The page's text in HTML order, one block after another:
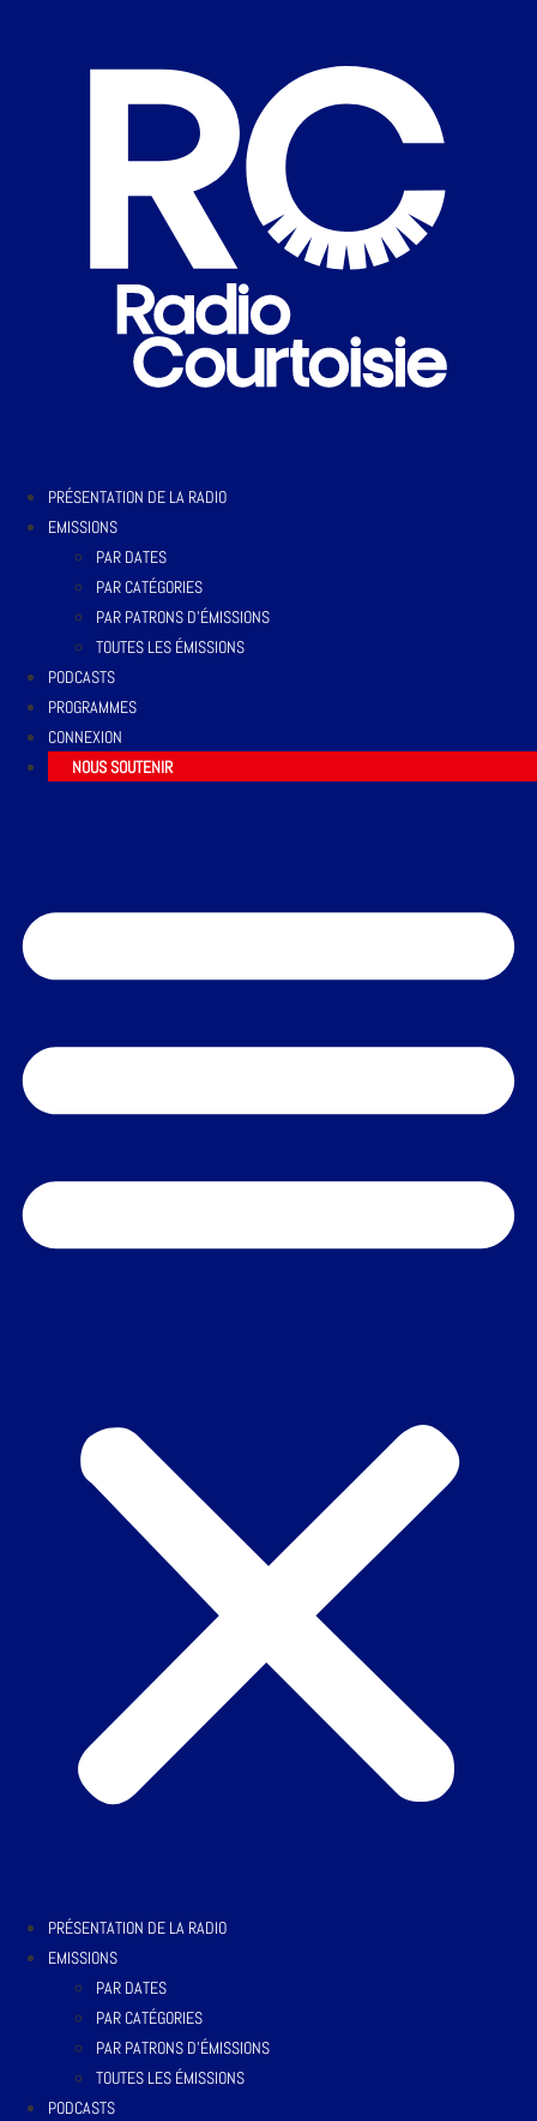
PRÉSENTATION DE LA RADIO
EMISSIONS
PAR DATES
PAR CATÉGORIES
PAR PATRONS D’ÉMISSIONS
TOUTES LES ÉMISSIONS
PODCASTS
PROGRAMMES
CONNEXION
NOUS SOUTENIR
PRÉSENTATION DE LA RADIO
EMISSIONS
PAR DATES
PAR CATÉGORIES
PAR PATRONS D’ÉMISSIONS
TOUTES LES ÉMISSIONS
PODCASTS